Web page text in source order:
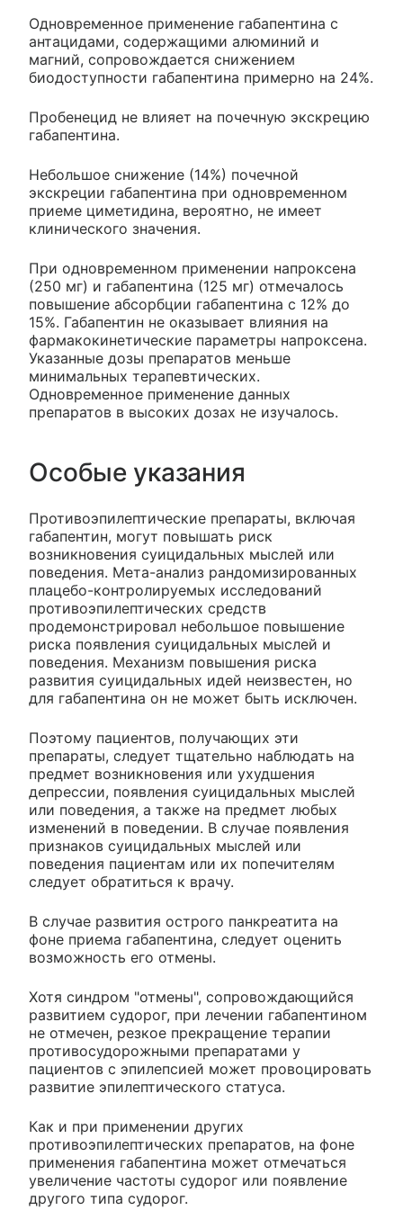
Одновременное применение габапентина с
антацидами, содержащими алюминий и
магний, сопровождается снижением
биодоступности габапентина примерно на 24%.
Пробенецид не влияет на почечную экскрецию
габапентина.
Небольшое снижение (14%) почечной
экскреции габапентина при одновременном
приеме циметидина, вероятно, не имеет
клинического значения.
При одновременном применении напроксена
(250 мг) и габапентина (125 мг) отмечалось
повышение абсорбции габапентина с 12% до
15%. Габапентин не оказывает влияния на
фармакокинетические параметры напроксена.
Указанные дозы препаратов меньше
минимальных терапевтических.
Одновременное применение данных
препаратов в высоких дозах не изучалось.
Особые указания
Противоэпилептические препараты, включая
габапентин, могут повышать риск
возникновения суицидальных мыслей или
поведения. Мета-анализ рандомизированных
плацебо-контролируемых исследований
противоэпилептических средств
продемонстрировал небольшое повышение
риска появления суицидальных мыслей и
поведения. Механизм повышения риска
развития суицидальных идей неизвестен, но
для габапентина он не может быть исключен.
Поэтому пациентов, получающих эти
препараты, следует тщательно наблюдать на
предмет возникновения или ухудшения
депрессии, появления суицидальных мыслей
или поведения, а также на предмет любых
изменений в поведении. В случае появления
признаков суицидальных мыслей или
поведения пациентам или их попечителям
следует обратиться к врачу.
В случае развития острого панкреатита на
фоне приема габапентина, следует оценить
возможность его отмены.
Хотя синдром "отмены", сопровождающийся
развитием судорог, при лечении габапентином
не отмечен, резкое прекращение терапии
противосудорожными препаратами у
пациентов с эпилепсией может провоцировать
развитие эпилептического статуса.
Как и при применении других
противоэпилептических препаратов, на фоне
применения габапентина может отмечаться
увеличение частоты судорог или появление
другого типа судорог.